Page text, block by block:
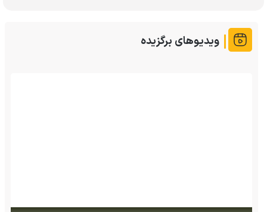
ویدیوهای برگزیده
(ویدئو) تصاویر شگفت‌انگیز از مارمولک گلو بادبزنی که